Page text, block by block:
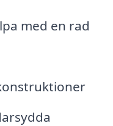
med en rad